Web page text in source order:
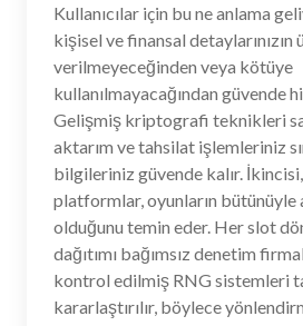
Kullanıcılar için bu ne anlama
kişisel ve finansal
verilmeyeceğinden veya kötüye
kullanılmayacağından güvende
Gelişmiş kriptografi teknikleri
aktarım ve tahsilat işlemleriniz
bilgileriniz güvende kalır. İkincisi,
platformlar, oyunların bütünüyle
olduğunu temin eder. Her slot
dağıtımı bağımsız denetim
kontrol edilmiş RNG sistemleri
kararlaştırılır, böylece